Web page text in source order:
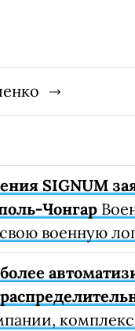
SIGNUM
Чонгар
военную